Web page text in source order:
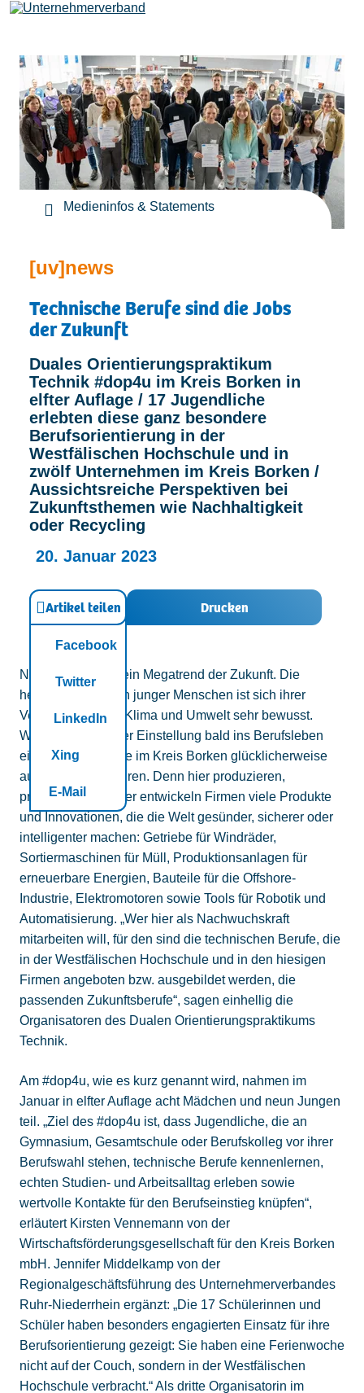
Leistungen
Mitglieder
[uv]campus | Seminare
News & Termine
Verband
Kontakt
Medieninfos & Statements
[uv]news
Technische Berufe sind die Jobs
der Zukunft
Duales Orientierungspraktikum
Technik #dop4u im Kreis Borken in
elfter Auflage / 17 Jugendliche
erlebten diese ganz besondere
Berufsorientierung in der
Westfälischen Hochschule und in
zwölf Unternehmen im Kreis Borken /
Aussichtsreiche Perspektiven bei
Zukunftsthemen wie Nachhaltigkeit
oder Recycling
20. Januar 2023
Artikel teilen
Facebook
Twitter
LinkedIn
Xing
E-Mail
Drucken
Nachhaltigkeit ist ein Megatrend der Zukunft. Die
heutige Generation junger Menschen ist sich ihrer
Verantwortung für Klima und Umwelt sehr bewusst.
Wenn sie mit dieser Einstellung bald ins Berufsleben
eintreten, treffen sie im Kreis Borken glücklicherweise
auf viele offene Ohren. Denn hier produzieren,
programmieren oder entwickeln Firmen viele Produkte
und Innovationen, die die Welt gesünder, sicherer oder
intelligenter machen: Getriebe für Windräder,
Sortiermaschinen für Müll, Produktionsanlagen für
erneuerbare Energien, Bauteile für die Offshore-
Industrie, Elektromotoren sowie Tools für Robotik und
Automatisierung. „Wer hier als Nachwuchskraft
mitarbeiten will, für den sind die technischen Berufe, die
in der Westfälischen Hochschule und in den hiesigen
Firmen angeboten bzw. ausgebildet werden, die
passenden Zukunftsberufe“, sagen einhellig die
Organisatoren des Dualen Orientierungspraktikums
Technik.
Am #dop4u, wie es kurz genannt wird, nahmen im
Januar in elfter Auflage acht Mädchen und neun Jungen
teil. „Ziel des #dop4u ist, dass Jugendliche, die an
Gymnasium, Gesamtschule oder Berufskolleg vor ihrer
Berufswahl stehen, technische Berufe kennenlernen,
echten Studien- und Arbeitsalltag erleben sowie
wertvolle Kontakte für den Berufseinstieg knüpfen“,
erläutert Kirsten Vennemann von der
Wirtschaftsförderungsgesellschaft für den Kreis Borken
mbH. Jennifer Middelkamp von der
Regionalgeschäftsführung des Unternehmerverbandes
Ruhr-Niederrhein ergänzt: „Die 17 Schülerinnen und
Schüler haben besonders engagierten Einsatz für ihre
Berufsorientierung gezeigt: Sie haben eine Ferienwoche
nicht auf der Couch, sondern in der Westfälischen
Hochschule verbracht.“ Als dritte Organisatorin im